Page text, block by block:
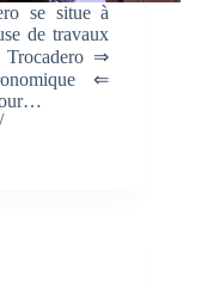
se situe à
de travaux
⇒
⇐